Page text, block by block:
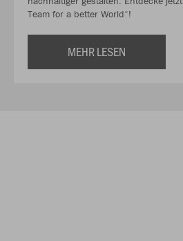
Team for a better World“!
MEHR LESEN